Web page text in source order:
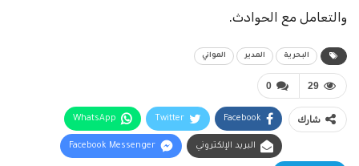
والتعامل مع الحوادث.
البحرية المدير المواني
0 29
شارك Facebook
Twitter
WhatsApp
البريد الإلكتروني Facebook Messenger